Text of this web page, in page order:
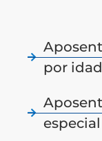
por
especial